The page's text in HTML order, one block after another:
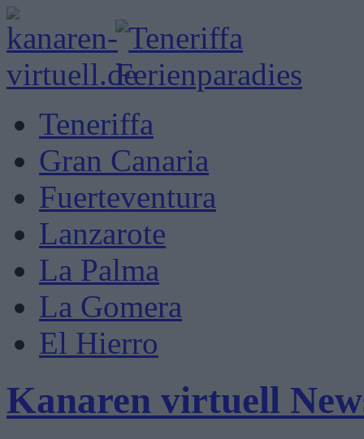
Teneriffa
Gran Canaria
Fuerteventura
Lanzarote
La Palma
La Gomera
El Hierro
Kanaren virtuell